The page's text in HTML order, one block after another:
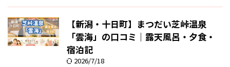
【新潟・十日町】まつだい芝峠温泉
「雲海」の口コミ｜露天風呂・夕食・
宿泊記
2026/7/18